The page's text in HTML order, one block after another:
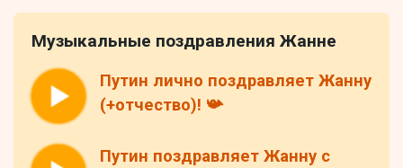
Музыкальные поздравления Жанне
Путин лично поздравляет Жанну
(+отчество)! 📯
Путин поздравляет Жанну с